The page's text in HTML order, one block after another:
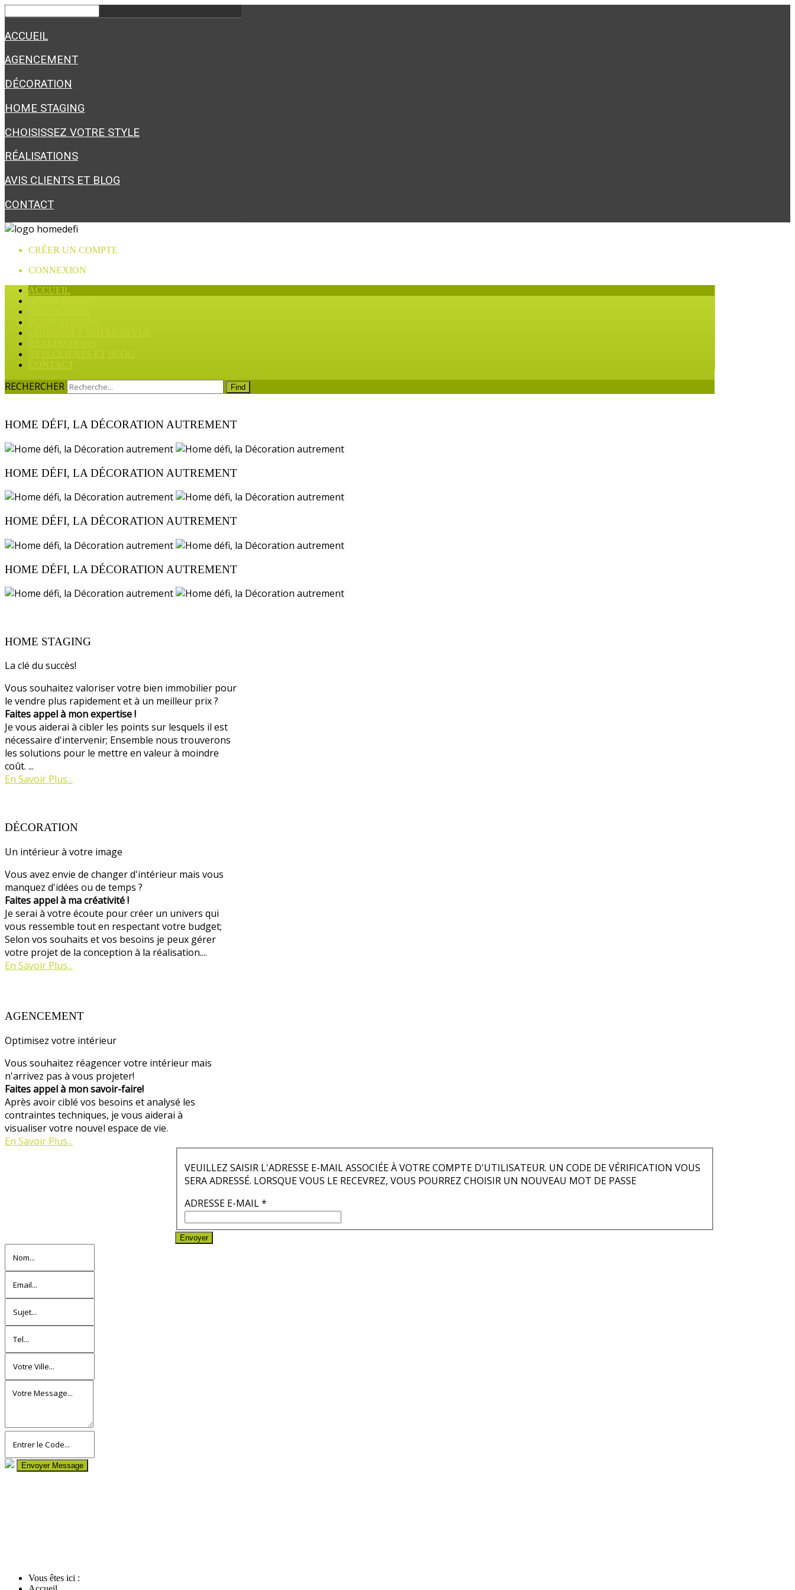
ACCUEIL
AGENCEMENT
DÉCORATION
HOME STAGING
CHOISISSEZ VOTRE STYLE
RÉALISATIONS
AVIS CLIENTS ET BLOG
CONTACT
CRÉER UN COMPTE
CONNEXION
ACCUEIL
RECHERCHER Find
HOME DÉFI, LA DÉCORATION AUTREMENT
HOME DÉFI, LA DÉCORATION AUTREMENT
HOME DÉFI, LA DÉCORATION AUTREMENT
HOME DÉFI, LA DÉCORATION AUTREMENT
HOME STAGING
La clé du succès!
Vous souhaitez valoriser votre bien immobilier pour
le vendre plus rapidement et à un meilleur prix ?
Faites appel à mon expertise !
Je vous aiderai à cibler les points sur lesquels il est
nécessaire d'intervenir; Ensemble nous trouverons
les solutions pour le mettre en valeur à moindre
coût. ...
En Savoir Plus...
DÉCORATION
Un intérieur à votre image
Vous avez envie de changer d'intérieur mais vous
manquez d'idées ou de temps ?
Faites appel à ma créativité !
Je serai à votre écoute pour créer un univers qui
vous ressemble tout en respectant votre budget;
Selon vos souhaits et vos besoins je peux gérer
votre projet de la conception à la réalisation....
En Savoir Plus...
AGENCEMENT
Optimisez votre intérieur
Vous souhaitez réagencer votre intérieur mais
n'arrivez pas à vous projeter!
Faites appel à mon savoir-faire!
Après avoir ciblé vos besoins et analysé les
contraintes techniques, je vous aiderai à
visualiser votre nouvel espace de vie.
En Savoir Plus...
VEUILLEZ SAISIR L'ADRESSE E-MAIL ASSOCIÉE À VOTRE COMPTE D'UTILISATEUR. UN CODE DE VÉRIFICATION VOUS
SERA ADRESSÉ. LORSQUE VOUS LE RECEVREZ, VOUS POURREZ CHOISIR UN NOUVEAU MOT DE PASSE
ADRESSE E-MAIL*
Envoyer
Envoyer Message
Vous êtes ici :